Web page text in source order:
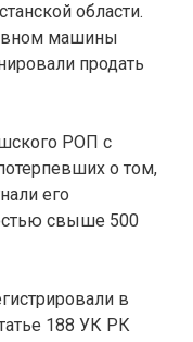
области.
машины
продать
РОП с
о том,
его
свыше 500
в
188 УК РК